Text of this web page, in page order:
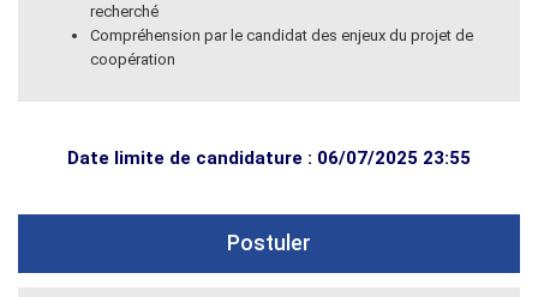
recherché
Compréhension par le candidat des enjeux du projet de
coopération
Date limite de candidature : 06/07/2025 23:55
Postuler